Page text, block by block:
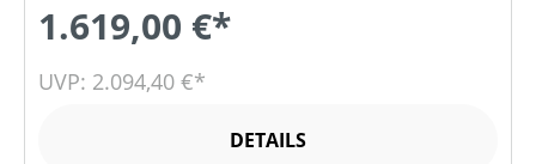
1.619,00 €*
UVP: 2.094,40 €*
DETAILS